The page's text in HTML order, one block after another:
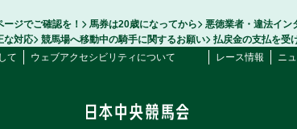
ジでご確認を！ 馬券は20歳になってから
悪徳業者・違法イン
な対応
競馬場へ移動中の騎手に関するお願い
払戻金の支払を受
て ウェブアクセシビリティについて レース情報 ニ